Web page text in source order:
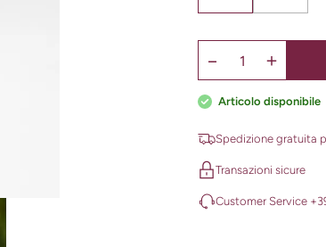
Articolo disponibile
Spedizione gratuita
Transazioni sicure
Customer Service